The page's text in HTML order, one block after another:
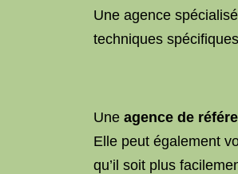
Une agence
techniques
Une agence de
Elle peut également
qu’il soit plus